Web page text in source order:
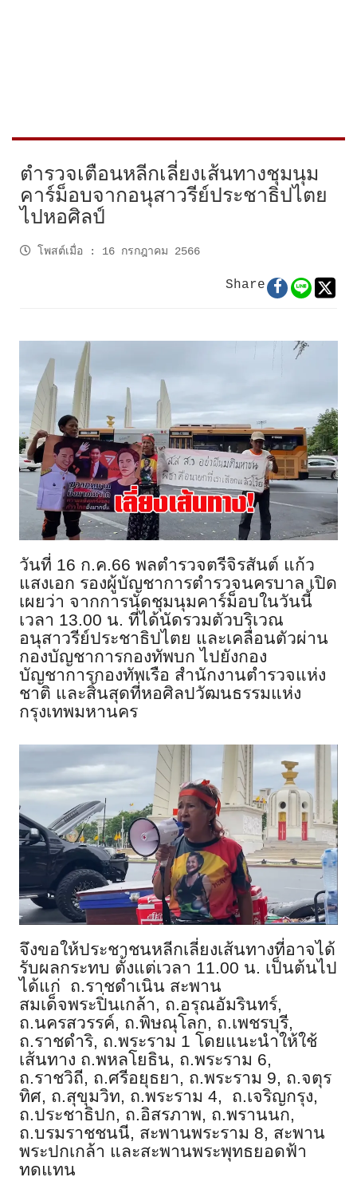
ตำรวจเตือนหลีกเลี่ยงเส้นทางชุมนุม
คาร์ม็อบจากอนุสาวรีย์ประชาธิปไตย
ไปหอศิลป์
โพสต์เมื่อ : 16 กรกฎาคม 2566
Share
วันที่ 16 ก.ค.66 พลตำรวจตรีจิรสันต์ แก้ว
แสงเอก รองผู้บัญชาการตำรวจนครบาล เปิด
เผยว่า จากการนัดชุมนุมคาร์ม็อบในวันนี้
เวลา 13.00 น. ที่ได้นัดรวมตัวบริเวณ
อนุสาวรีย์ประชาธิปไตย และเคลื่อนตัวผ่าน
กองบัญชาการกองทัพบก ไปยังกอง
บัญชาการกองทัพเรือ สำนักงานตำรวจแห่ง
ชาติ และสิ้นสุดที่หอศิลปวัฒนธรรมแห่ง
กรุงเทพมหานคร
จึงขอให้ประชาชนหลีกเลี่ยงเส้นทางที่อาจได้
รับผลกระทบ ตั้งแต่เวลา 11.00 น. เป็นต้นไป
ได้แก่ ถ.ราชดำเนิน สะพาน
สมเด็จพระปิ่นเกล้า, ถ.อรุณอัมรินทร์,
ถ.นครสวรรค์, ถ.พิษณุโลก, ถ.เพชรบุรี,
ถ.ราชดำริ, ถ.พระราม 1 โดยแนะนำให้ใช้
เส้นทาง ถ.พหลโยธิน, ถ.พระราม 6,
ถ.ราชวิถี, ถ.ศรีอยุธยา, ถ.พระราม 9, ถ.จตุร
ทิศ, ถ.สุขุมวิท, ถ.พระราม 4, ถ.เจริญกรุง,
ถ.ประชาธิปก, ถ.อิสรภาพ, ถ.พรานนก,
ถ.บรมราชชนนี, สะพานพระราม 8, สะพาน
พระปกเกล้า และสะพานพระพุทธยอดฟ้า
ทดแทน